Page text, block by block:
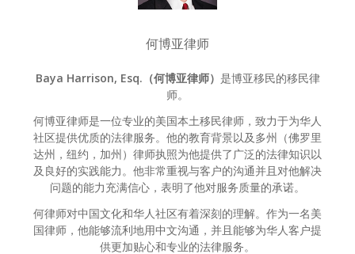
何博亚律师
Baya Harrison, Esq.（何博亚律师） 是博亚移民的移民律
师。
何博亚律师是一位专业的美国本土移民律师，致力于为华人
社区提供优质的法律服务。他的教育背景以及多州（佛罗里
达州，纽约，加州）律师执照为他提供了广泛的法律知识以
及良好的实践能力。他非常重视与客户的沟通并且对他解决
问题的能力充满信心，表明了他对服务质量的承诺。
何律师对中国文化和华人社区有着深刻的理解。作为一名美
国律师，他能够流利地用中文沟通，并且能够为华人客户提
供更加贴心和专业的法律服务。